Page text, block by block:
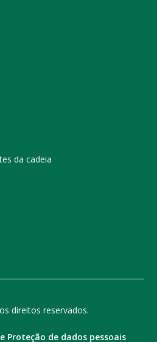
da cadeia
direitos reservados.
Proteção de dados pessoais